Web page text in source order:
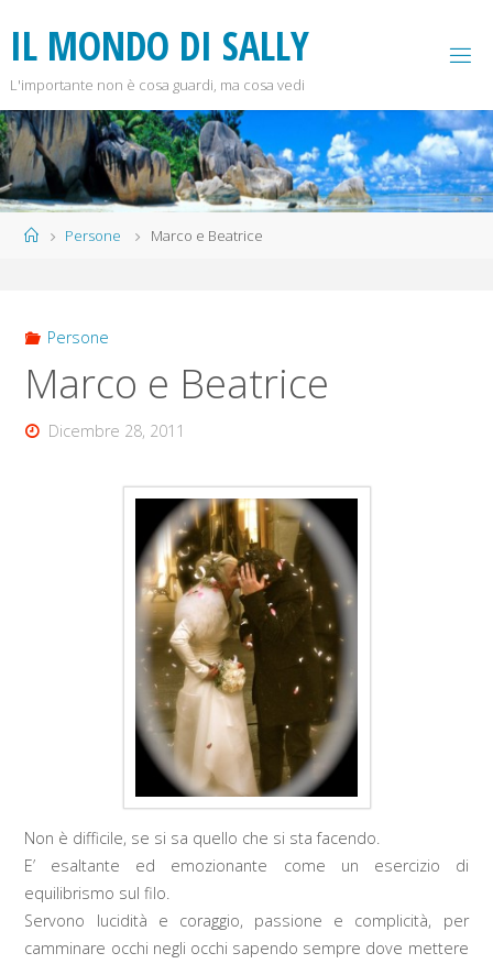
contenuto
IL MONDO DI SALLY
L'importante non è cosa guardi, ma cosa vedi
HomePersone Marco e Beatrice
Persone
Marco e Beatrice
Dicembre 28, 2011
Non è difficile, se si sa quello che si sta facendo.
E’ esaltante ed emozionante come un esercizio di
equilibrismo sul filo.
Servono lucidità e coraggio, passione e complicità, per
camminare occhi negli occhi sapendo sempre dove mettere